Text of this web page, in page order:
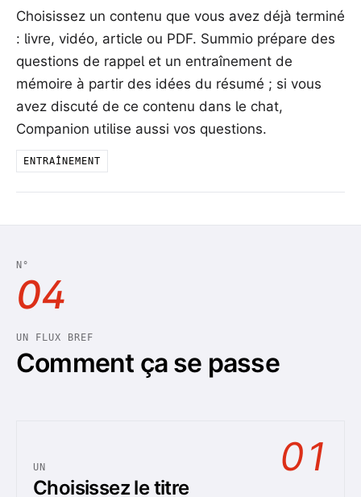
Choisissez un contenu que vous avez déjà terminé
: livre, vidéo, article ou PDF. Summio prépare des
questions de rappel et un entraînement de
mémoire à partir des idées du résumé ; si vous
avez discuté de ce contenu dans le chat,
Companion utilise aussi vos questions.
ENTRAÎNEMENT
N°
04
UN FLUX BREF
Comment ça se passe
UN 01
Choisissez le titre